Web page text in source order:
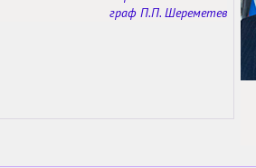
граф П.П. Шереметев